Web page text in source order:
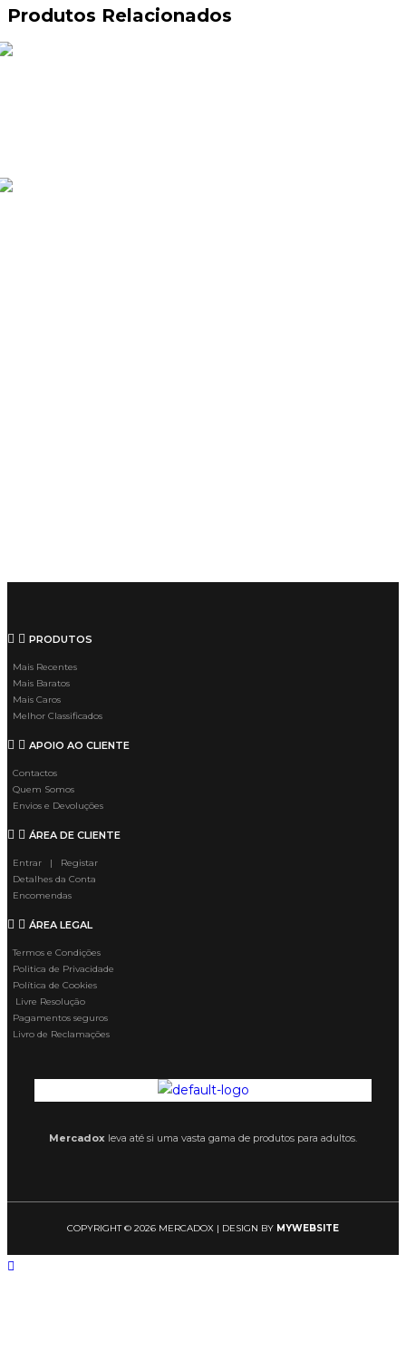
Produtos Relacionados
PRODUTOS
Mais Recentes
Mais Baratos
Mais Caros
Melhor Classificados
APOIO AO CLIENTE
Contactos
Quem Somos
Envios e Devoluções
ÁREA DE CLIENTE
Entrar | Registar
Detalhes da Conta
Encomendas
ÁREA LEGAL
Termos e Condições
Politica de Privacidade
Política de Cookies
Livre Resolução
Pagamentos seguros
Livro de Reclamações
Mercadox leva até si uma vasta gama de produtos para adultos.
COPYRIGHT © 2026 MERCADOX | DESIGN BY MYWEBSITE